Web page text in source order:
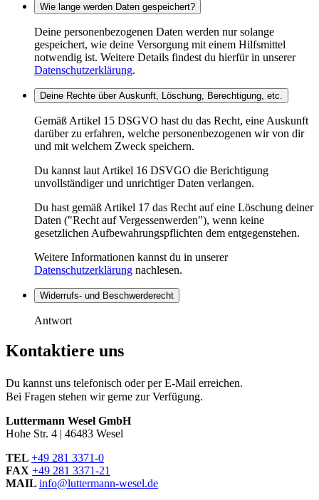
Wie lange werden Daten gespeichert?
Deine personenbezogenen Daten werden nur solange
gespeichert, wie deine Versorgung mit einem Hilfsmittel
notwendig ist. Weitere Details findest du hierfür in unserer
Datenschutzerklärung.
Deine Rechte über Auskunft, Löschung, Berechtigung, etc.
Gemäß Artikel 15 DSGVO hast du das Recht, eine Auskunft
darüber zu erfahren, welche personenbezogenen wir von dir
und mit welchem Zweck speichern.
Du kannst laut Artikel 16 DSVGO die Berichtigung
unvollständiger und unrichtiger Daten verlangen.
Du hast gemäß Artikel 17 das Recht auf eine Löschung deiner
Daten ("Recht auf Vergessenwerden"), wenn keine
gesetzlichen Aufbewahrungspflichten dem entgegenstehen.
Weitere Informationen kannst du in unserer
Datenschutzerklärung nachlesen.
Widerrufs- und Beschwerderecht
Antwort
Kontaktiere uns
Du kannst uns telefonisch oder per E-Mail erreichen.
Bei Fragen stehen wir gerne zur Verfügung.
Luttermann Wesel GmbH
Hohe Str. 4 | 46483 Wesel
TEL +49 281 3371-0
FAX +49 281 3371-21
MAIL info@luttermann-wesel.de